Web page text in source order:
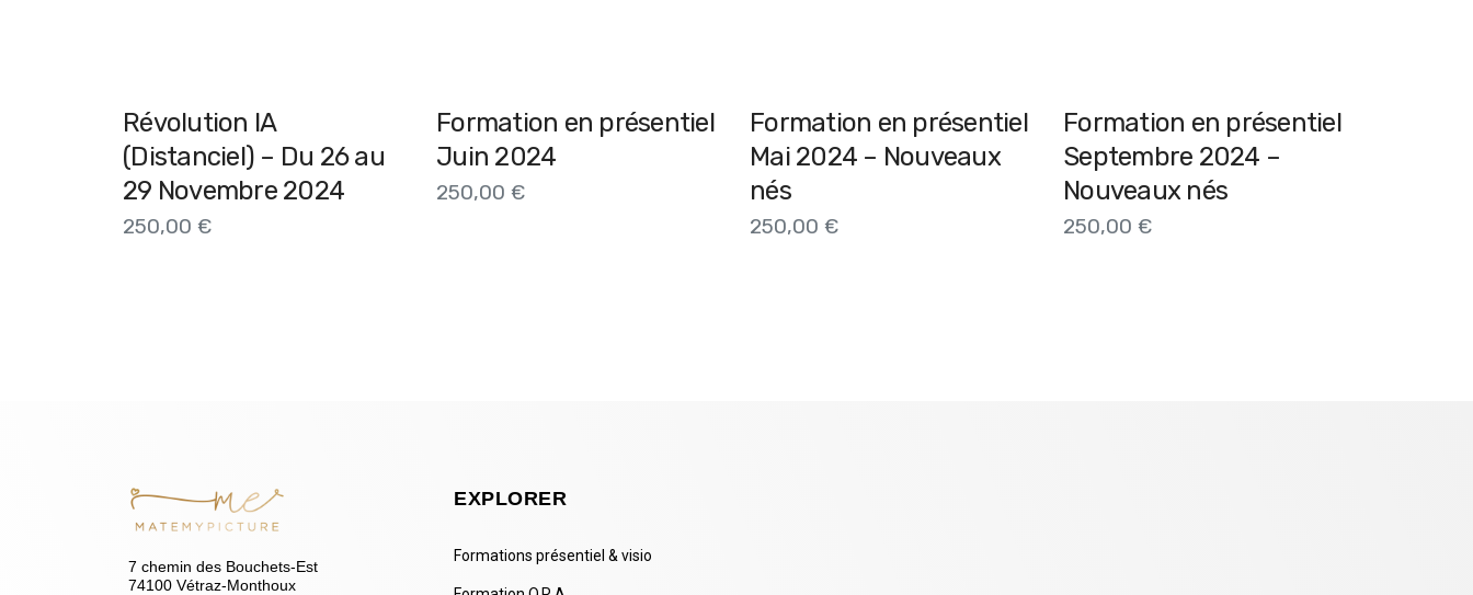
Révolution IA
(Distanciel) – Du 26 au
29 Novembre 2024
250,00 €
Formation en présentiel
Juin 2024
250,00 €
Formation en présentiel
Mai 2024 – Nouveaux
nés
250,00 €
Formation en présentiel
Septembre 2024 –
Nouveaux nés
250,00 €
7 chemin des Bouchets-Est
74100 Vétraz-Monthoux
EXPLORER
Formations présentiel & visio